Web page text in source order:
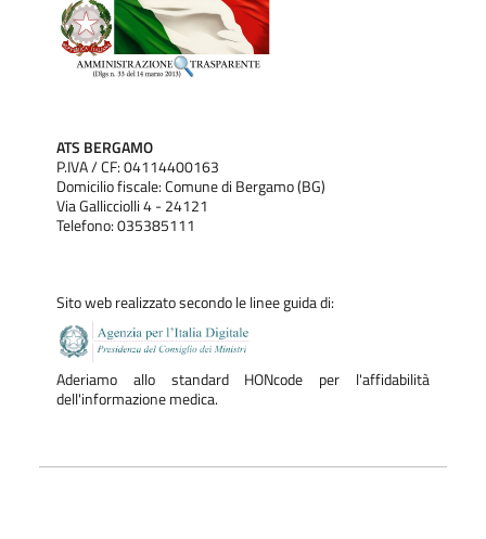
ATS BERGAMO
P.IVA / CF: 04114400163
Domicilio fiscale: Comune di Bergamo (BG)
Via Gallicciolli 4 - 24121
Telefono: 035385111
Sito web realizzato secondo le linee guida di:
Aderiamo allo standard HONcode per l'affidabilità
dell'informazione medica.